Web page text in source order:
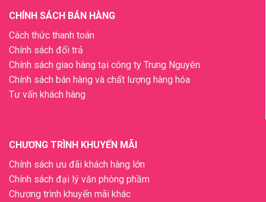
CHÍNH SÁCH BÁN HÀNG
Cách thức thanh toán
Chính sách đổi trả
Chính sách giao hàng tại công ty Trung Nguyên
Chính sách bán hàng và chất lượng hàng hóa
Tư vấn khách hàng
CHƯƠNG TRÌNH KHUYẾN MÃI
Chính sách ưu đãi khách hàng lớn
Chính sách đại lý văn phòng phầm
Chương trình khuyến mãi khác